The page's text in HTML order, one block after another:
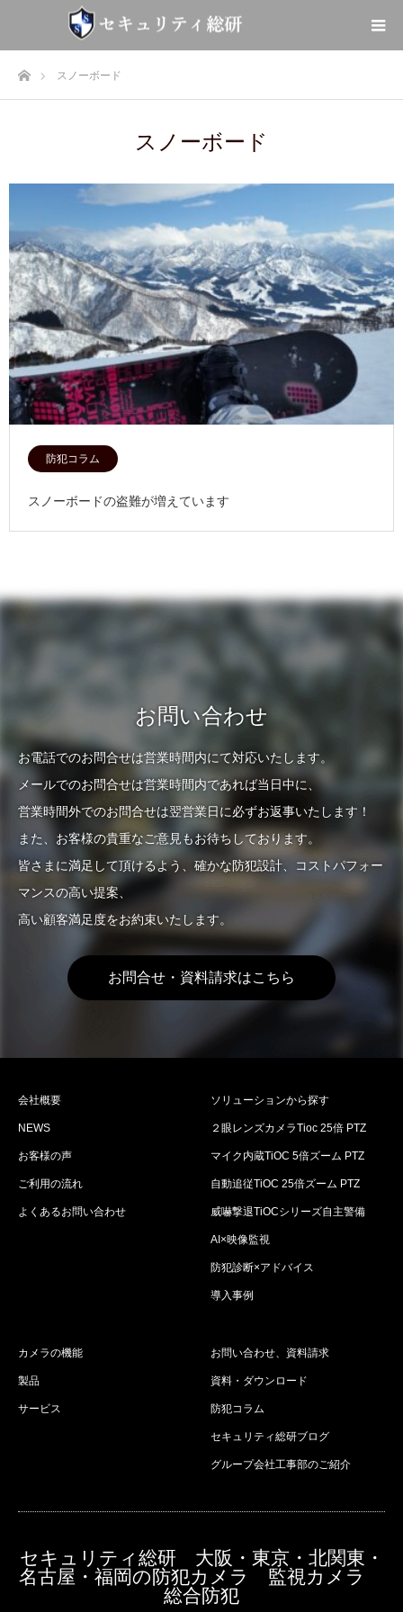
ホームスノーボード
スノーボード
防犯コラム
スノーボードの盗難が増えています
お問い合わせ
お電話でのお問合せは営業時間内にて対応いたします。
メールでのお問合せは営業時間内であれば当日中に、
営業時間外でのお問合せは翌営業日に必ずお返事いたします！
また、お客様の貴重なご意見もお待ちしております。
皆さまに満足して頂けるよう、確かな防犯設計、コストパフォー
マンスの高い提案、
高い顧客満足度をお約束いたします。
お問合せ・資料請求はこちら
会社概要
NEWS
お客様の声
ご利用の流れ
よくあるお問い合わせ
ソリューションから探す
２眼レンズカメラTioc 25倍 PTZ
マイク内蔵TiOC 5倍ズーム PTZ
自動追従TiOC 25倍ズーム PTZ
威嚇撃退TiOCシリーズ自主警備
AI×映像監視
防犯診断×アドバイス
導入事例
カメラの機能
製品
サービス
お問い合わせ、資料請求
資料・ダウンロード
防犯コラム
セキュリティ総研ブログ
グループ会社工事部のご紹介
セキュリティ総研 大阪・東京・北関東・
名古屋・福岡の防犯カメラ 監視カメラ
総合防犯